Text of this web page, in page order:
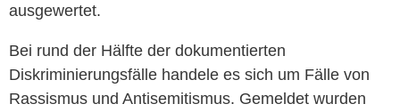
ausgewertet.
Bei rund der Hälfte der dokumentierten
Diskriminierungsfälle handele es sich um Fälle von
Rassismus und Antisemitismus. Gemeldet wurden